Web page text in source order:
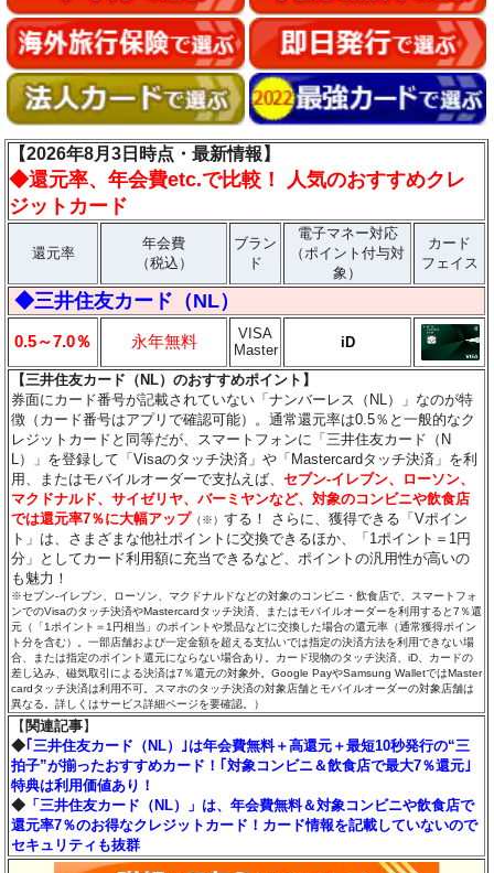
【2026年8月3日時点・最新情報】
◆還元率、年会費etc.で比較！ 人気のおすすめクレ
ジットカード
還元率
年会費
（税込）
ブラン
ド
電子マネー対応
（ポイント付与対
象）
カード
フェイス
◆三井住友カード（NL）
0.5～7.0％ 永年無料
VISA
Master
iD
【三井住友カード（NL）のおすすめポイント】
券面にカード番号が記載されていない「ナンバーレス（NL）」なのが特
徴（カード番号はアプリで確認可能）。通常還元率は0.5％と一般的なク
レジットカードと同等だが、スマートフォンに「三井住友カード（N
L）」を登録して「Visaのタッチ決済」や「Mastercardタッチ決済」を利
用、またはモバイルオーダーで支払えば、セブン‐イレブン、ローソン、
マクドナルド、サイゼリヤ、バーミヤンなど、対象のコンビニや飲食店
では還元率7％に大幅アップ （※）する！ さらに、獲得できる「Vポイン
ト」は、さまざまな他社ポイントに交換できるほか、「1ポイント＝1円
分」としてカード利用額に充当できるなど、ポイントの汎用性が高いの
も魅力！
※セブン‐イレブン、ローソン、マクドナルドなどの対象のコンビニ・飲食店で、スマートフォ
ンでのVisaのタッチ決済やMastercardタッチ決済、またはモバイルオーダーを利用すると7％還
元（「1ポイント＝1円相当」のポイントや景品などに交換した場合の還元率（通常獲得ポイン
ト分を含む）。一部店舗および一定金額を超える支払いでは指定の決済方法を利用できない場
合、または指定のポイント還元にならない場合あり。カード現物のタッチ決済、iD、カードの
差し込み、磁気取引による決済は7％還元の対象外。Google PayやSamsung WalletではMaster
cardタッチ決済は利用不可。スマホのタッチ決済の対象店舗とモバイルオーダーの対象店舗は
異なる。詳しくはサービス詳細ページを要確認。）
【 関連記事】
◆ ｢三井住友カード（NL）｣は年会費無料＋高還元＋最短10秒発行の“三
拍子”が揃ったおすすめカード！｢対象コンビニ＆飲食店で最大7％還元｣
特典は利用価値あり！
◆ 「三井住友カード（NL）」は、年会費無料＆対象コンビニや飲食店で
還元率7％のお得なクレジットカード！カード情報を記載していないので
セキュリティも抜群